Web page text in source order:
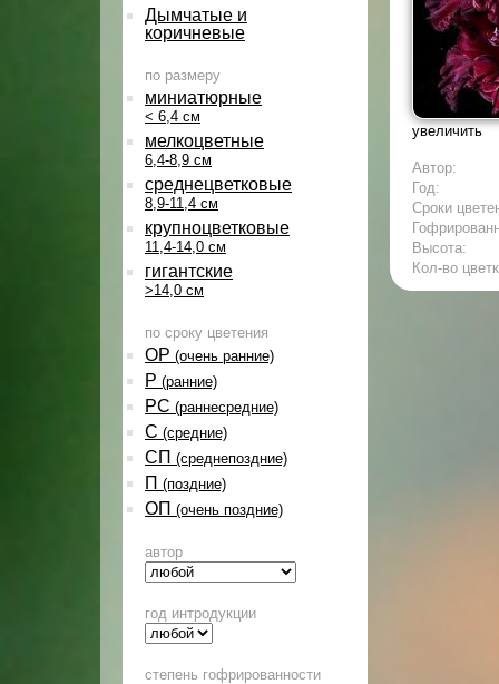
Дымчатые и
коричневые
по размеру
миниатюрные
< 6,4 см
мелкоцветные
6,4-8,9 см
среднецветковые
8,9-11,4 см
крупноцветковые
11,4-14,0 см
гигантские
>14,0 см
по сроку цветения
ОР (очень ранние)
Р (ранние)
РС (раннесредние)
С (средние)
СП (среднепоздние)
П (поздние)
ОП (очень поздние)
автор
год интродукции
степень гофрированности
увеличить
Автор:
Год:
Сроки
Высота:
Кол-во